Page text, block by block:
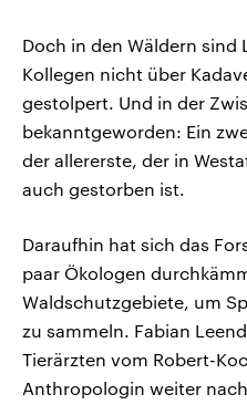
Doch in den Wäldern sind
Kollegen nicht über
gestolpert. Und in der
bekanntgeworden: Ein
der allererste, der in
auch gestorben ist.
Daraufhin hat sich das
paar Ökologen
Waldschutzgebiete, um
zu sammeln. Fabian
Tierärzten vom Robert-
Anthropologin weiter